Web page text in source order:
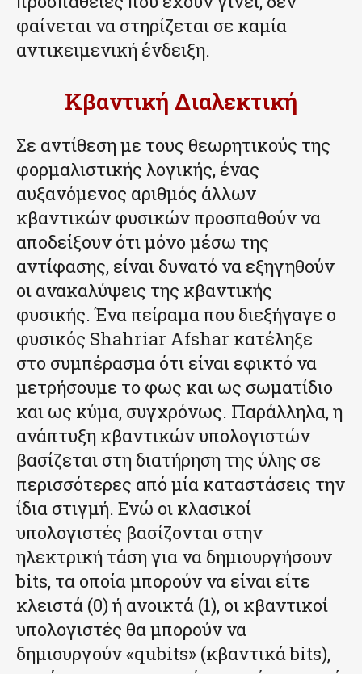
φαίνεται να στηρίζεται σε καμία
αντικειμενική ένδειξη.
Κβαντική Διαλεκτική
Σε αντίθεση με τους θεωρητικούς της
φορμαλιστικής λογικής, ένας
αυξανόμενος αριθμός άλλων
κβαντικών φυσικών προσπαθούν να
αποδείξουν ότι μόνο μέσω της
αντίφασης, είναι δυνατό να εξηγηθούν
οι ανακαλύψεις της κβαντικής
φυσικής. Ένα πείραμα που διεξήγαγε ο
φυσικός Shahriar Afshar κατέληξε
στο συμπέρασμα ότι είναι εφικτό να
μετρήσουμε το φως και ως σωματίδιο
και ως κύμα, συγχρόνως. Παράλληλα, η
ανάπτυξη κβαντικών υπολογιστών
βασίζεται στη διατήρηση της ύλης σε
περισσότερες από μία καταστάσεις την
ίδια στιγμή. Ενώ οι κλασικοί
υπολογιστές βασίζονται στην
ηλεκτρική τάση για να δημιουργήσουν
bits, τα οποία μπορούν να είναι είτε
κλειστά (0) ή ανοικτά (1), οι κβαντικοί
υπολογιστές θα μπορούν να
δημιουργούν «qubits» (κβαντικά bits),